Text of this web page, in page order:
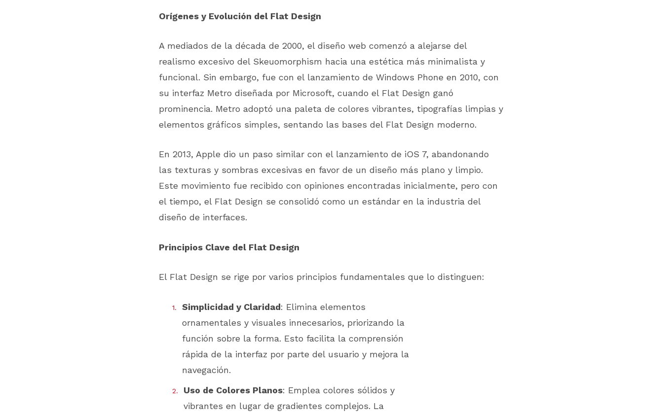
Orígenes y Evolución del Flat Design
A mediados de la década de 2000, el diseño web comenzó a alejarse del
realismo excesivo del Skeuomorphism hacia una estética más minimalista y
funcional. Sin embargo, fue con el lanzamiento de Windows Phone en 2010, con
su interfaz Metro diseñada por Microsoft, cuando el Flat Design ganó
prominencia. Metro adoptó una paleta de colores vibrantes, tipografías limpias y
elementos gráficos simples, sentando las bases del Flat Design moderno.
En 2013, Apple dio un paso similar con el lanzamiento de iOS 7, abandonando
las texturas y sombras excesivas en favor de un diseño más plano y limpio.
Este movimiento fue recibido con opiniones encontradas inicialmente, pero con
el tiempo, el Flat Design se consolidó como un estándar en la industria del
diseño de interfaces.
Principios Clave del Flat Design
El Flat Design se rige por varios principios fundamentales que lo distinguen:
Simplicidad y Claridad: Elimina elementos
ornamentales y visuales innecesarios, priorizando la
función sobre la forma. Esto facilita la comprensión
rápida de la interfaz por parte del usuario y mejora la
navegación.
Uso de Colores Planos: Emplea colores sólidos y
vibrantes en lugar de gradientes complejos. La